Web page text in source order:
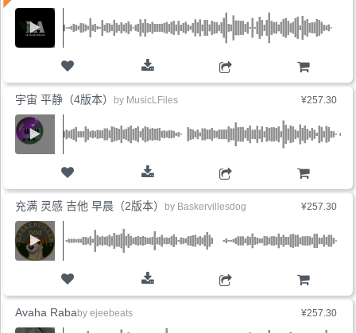
购物车
¥257.30
购物车
宇宙 平静（4版本） by MusicLFiles
¥257.30
购物车
充满 灵感 吉他 早晨（2版本） by Baskervillesdog
¥257.30
Avaha Raba by ejeebeats